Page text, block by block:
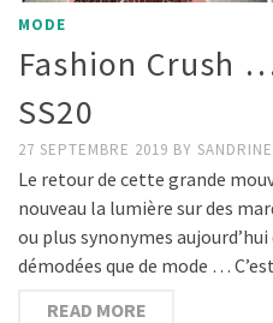
MODE
Fashion Crush
SS20
27 SEPTEMBRE 2019 BY SANDRINE
Le retour de cette grande
nouveau la lumière sur des
ou plus synonymes
démodées que de mode …
READ MORE